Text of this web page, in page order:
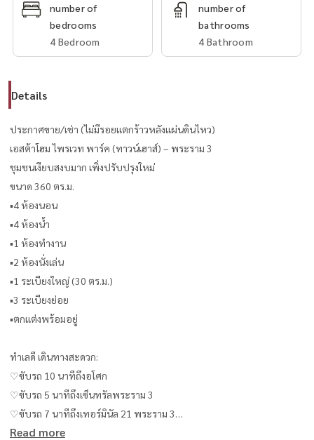
number of
bedrooms
4 Bedroom
number of
bathrooms
4 Bathroom
Details
ประกาศขาย/เช่า (ไม่มีรอยแตกร้าวหลังแผ่นดินไหว)
เอสต้าโฮม ไพรเวท พาร์ค (ทาวน์เฮาส์) – พระราม 3
ชุมชนเงียบสงบมาก เพิ่งปรับปรุงใหม่
ขนาด 360 ตร.ม.
▪︎4 ห้องนอน
▪︎4 ห้องน้ำ
▪︎1 ห้องทำงาน
▪︎2 ห้องนั่งเล่น
▪︎1 ระเบียงใหญ่ (30 ตร.ม.)
▪︎3 ระเบียงย่อย
▪︎ตกแต่งพร้อมอยู่
ทำเลดี เดินทางสะดวก:
♡ขับรถ 10 นาทีถึงอโศก
♡ขับรถ 5 นาทีถึงเซ็นทรัลพระราม 3
♡ขับรถ 7 นาทีถึงเทอร์มินัล 21 พระราม 3
♡ขับรถ 5 นาทีถึงโรงเรียนนานาชาติคิงส์คอลเลจ
Read more